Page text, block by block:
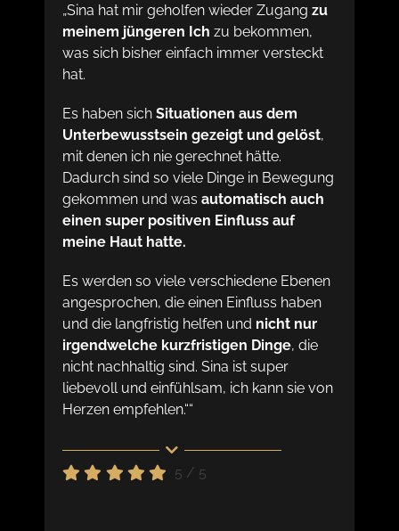
„Sina hat mir geholfen wieder Zugang zu
meinem jüngeren Ich zu bekommen,
was sich bisher einfach immer versteckt
hat.
Es haben sich Situationen aus dem
Unterbewusstsein gezeigt und gelöst,
mit denen ich nie gerechnet hätte.
Dadurch sind so viele Dinge in Bewegung
gekommen und was automatisch auch
einen super positiven Einfluss auf
meine Haut hatte.
Es werden so viele verschiedene Ebenen
angesprochen, die einen Einfluss haben
und die langfristig helfen und nicht nur
irgendwelche kurzfristigen Dinge, die
nicht nachhaltig sind. Sina ist super
liebevoll und einfühlsam, ich kann sie von
Herzen empfehlen.““
5 / 5